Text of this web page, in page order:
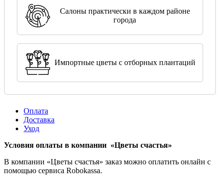
Салоны практически в каждом районе
города
Импортные цветы с отборных плантаций
Оплата
Доставка
Уход
Условия оплаты в компании «Цветы счастья»
В компании «Цветы счастья» заказ можно оплатить онлайн с
помощью сервиса Robokassa.